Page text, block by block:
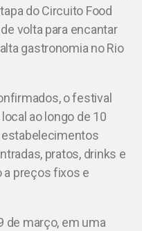
do Circuito Food
volta para encantar
gastronomia no Rio
o festival
ao longo de 10
estabelecimentos
pratos, drinks e
preços fixos e
de março, em uma